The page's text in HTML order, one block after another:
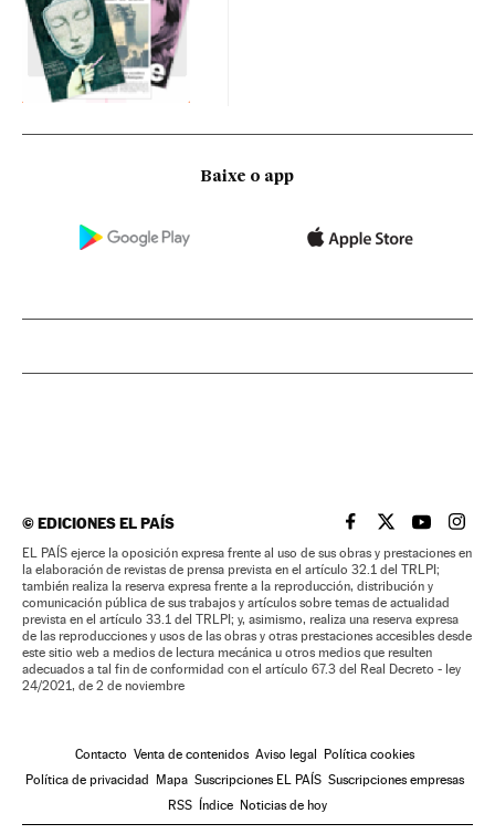
Baixe o app
©EDICIONES EL PAÍS EL PAÍS BRASIL EN
EL PAÍSEL PAÍS
EL
EL PAÍS ejerce la oposición expresa frente al uso de sus obras y prestaciones en
la elaboración de revistas de prensa prevista en el artículo 32.1 del TRLPI;
también realiza la reserva expresa frente a la reproducción, distribución y
comunicación pública de sus trabajos y artículos sobre temas de actualidad
prevista en el artículo 33.1 del TRLPI; y, asimismo, realiza una reserva expresa
de las reproducciones y usos de las obras y otras prestaciones accesibles desde
este sitio web a medios de lectura mecánica u otros medios que resulten
adecuados a tal fin de conformidad con el artículo 67.3 del Real Decreto - ley
24/2021, de 2 de noviembre
Contacto Venta de contenidos Aviso legal
Política cookies
Política de privacidad
Mapa Suscripciones EL PAÍS Suscripciones empresas
RSS
Índice Noticias de hoy